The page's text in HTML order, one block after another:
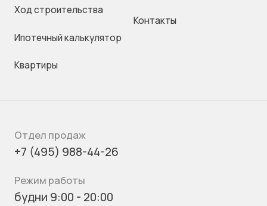
Ход строительства
Ипотечный калькулятор
Квартиры
Контакты
Отдел продаж
+7 (495) 988-44-26
Режим работы
будни 9:00 - 20:00